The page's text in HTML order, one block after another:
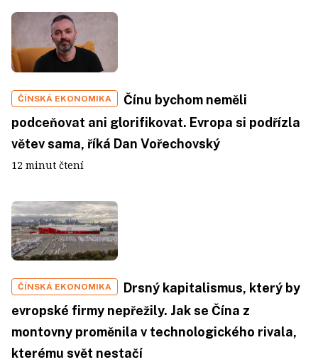
ČÍNSKÁ EKONOMIKA
Čínu bychom neměli
podceňovat ani glorifikovat. Evropa si podřízla
větev sama, říká Dan Vořechovský
12 minut čtení
ČÍNSKÁ EKONOMIKA
Drsný kapitalismus, který by
evropské firmy nepřežily. Jak se Čína z
montovny proměnila v technologického rivala,
kterému svět nestačí